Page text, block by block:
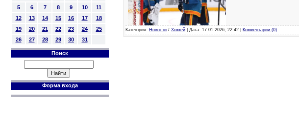
5
6 7 8 9 10
11
12
13 14 15 16 17
18
19
20 21 22 23 24
25
26
27 28 29 30 31
Поиск
Форма входа
Категория: Новости / Хоккей | Дата: 17-01-2026, 22:42 | Комментарии (0)